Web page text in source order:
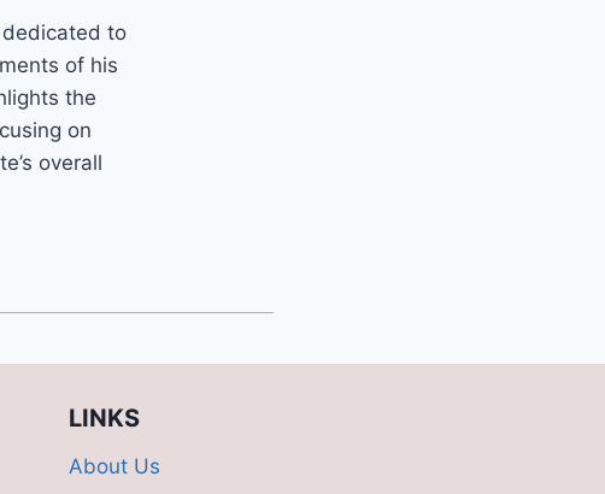
dedicated to
of his
the
on
overall
LINKS
About Us